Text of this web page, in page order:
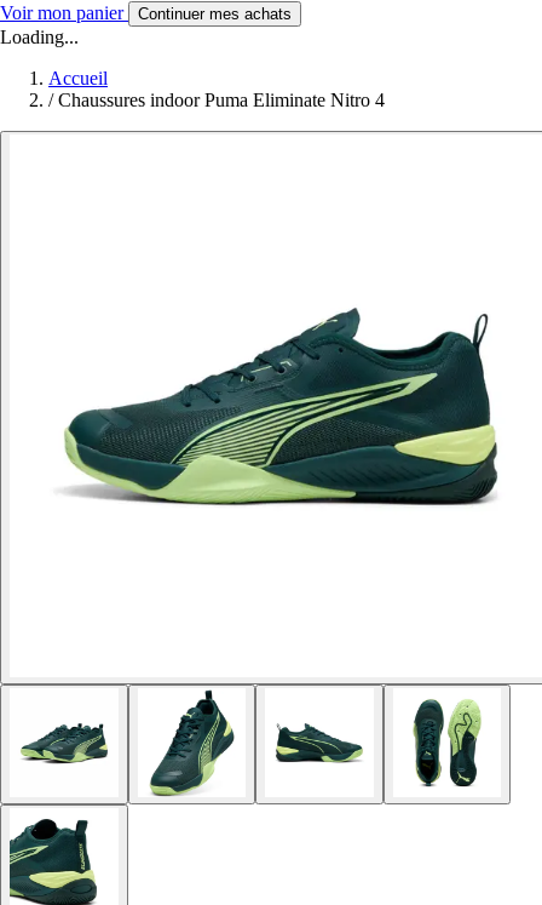
Voir mon panier Continuer mes achats
Loading...
Accueil
/ Chaussures indoor Puma Eliminate Nitro 4